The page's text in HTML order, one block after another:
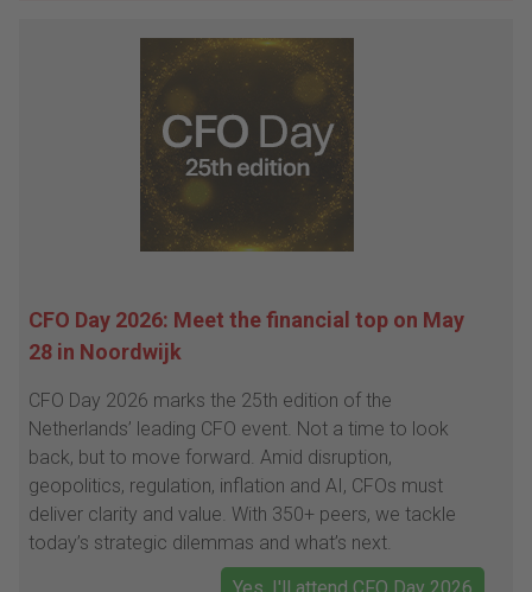
CFO Day 2026: Meet the financial top on May
28 in Noordwijk
CFO Day 2026 marks the 25th edition of the
Netherlands’ leading CFO event. Not a time to look
back, but to move forward. Amid disruption,
geopolitics, regulation, inflation and AI, CFOs must
deliver clarity and value. With 350+ peers, we tackle
today’s strategic dilemmas and what’s next.